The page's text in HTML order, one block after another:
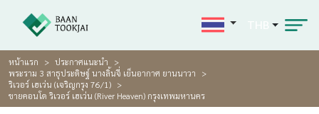
หน้าแรก
ประกาศแนะนำ
พระราม 3 สาธุประดิษฐ์ นางลิ้นจี่ เย็นอากาศ ยานนาวา
ริเวอร์ เฮเว่น (เจริญกรุง 76/1)
ขายคอนโด ริเวอร์ เฮเว่น (River Heaven) กรุงเทพมหานคร